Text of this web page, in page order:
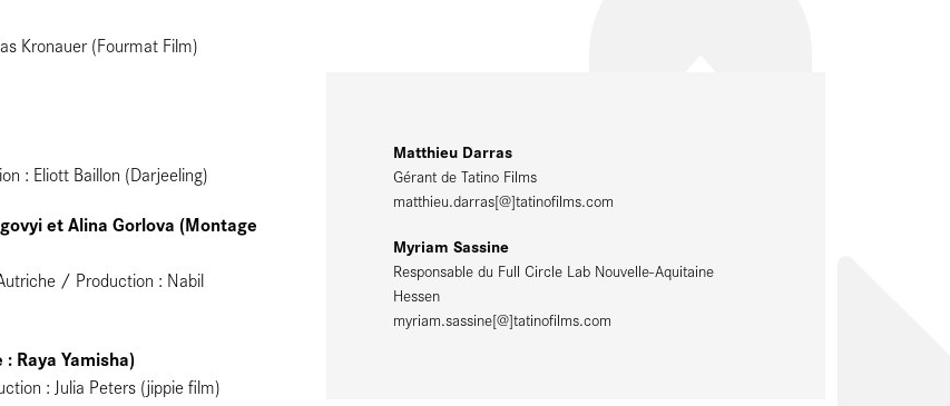
Kronauer (Fourmat Film)
: Eliott Baillon (Darjeeling)
et Alina Gorlova (Montage
/ Production : Nabil
Raya Yamisha)
: Julia Peters (jippie film)
Matthieu Darras
Gérant de Tatino Films
matthieu.darras[@]tatinofilms.com
Myriam Sassine
Responsable du Full Circle Lab Nouvelle-Aquitaine
Hessen
myriam.sassine[@]tatinofilms.com